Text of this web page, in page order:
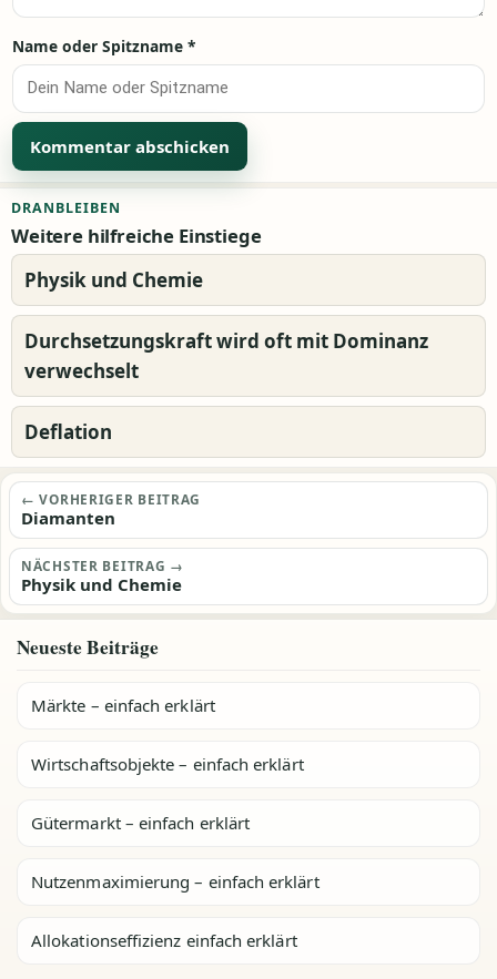
Name oder Spitzname *
DRANBLEIBEN
Weitere hilfreiche Einstiege
Physik und Chemie
Durchsetzungskraft wird oft mit Dominanz
verwechselt
Deflation
Beitragsnavigation
← VORHERIGER BEITRAG
Diamanten
NÄCHSTER BEITRAG →
Physik und Chemie
Neueste Beiträge
Märkte – einfach erklärt
Wirtschaftsobjekte – einfach erklärt
Gütermarkt – einfach erklärt
Nutzenmaximierung – einfach erklärt
Allokationseffizienz einfach erklärt